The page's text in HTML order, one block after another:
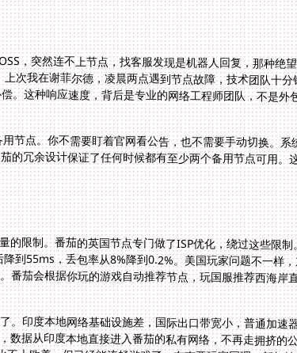
，突然连不上节点，找客服发现是机器人回复，那种绝
次我在谢菲尔德，凌晨两点遇到节点故障，技术团队十分
。这种响应速度，背后是专业的网络工程师团队，不是外
节点。你不需要盯着官网看公告，也不需要手动切换。系
的冗余设计保证了任何时候都有至少两个备用节点可用。
限制。番茄的英国节点专门做了ISP优化，绕过这些限制
到55ms，丢包率从8%降到0.2%。美国玩家问题不一样
番茄会根据你玩的游戏自动推荐节点，玩国服推荐西海岸
。印度本地网络基础设施差，国际出口带宽小，普通加速
数据从印度本地直接进入番茄的私有网络，不再走拥挤的
上欧美，但已经能流畅游戏了。东南亚玩家同理，新加